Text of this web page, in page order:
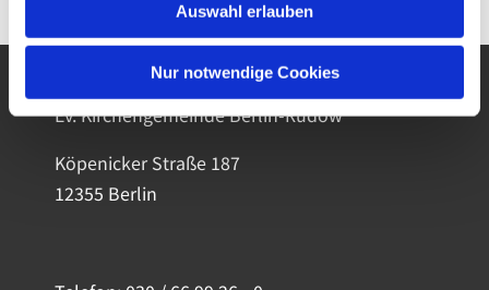
Auswahl erlauben
Nur notwendige Cookies
Ev. Kirchengemeinde Berlin-Rudow
Köpenicker Straße 187
12355 Berlin